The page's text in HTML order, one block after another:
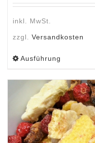
inkl. MwSt.
zzgl. Versandkosten
Ausführung
weist
mehrere
Varianten
auf.
Die